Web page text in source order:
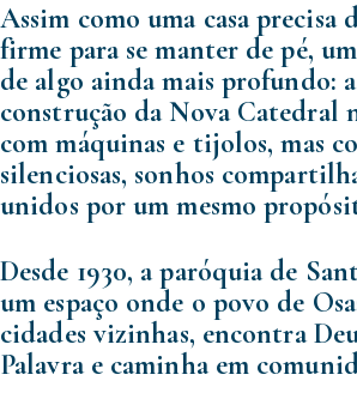
Assim como uma casa precisa
firme para se manter de pé,
de algo ainda mais profundo:
construção da Nova Catedral
com máquinas e tijolos, mas
silenciosas, sonhos
unidos por um mesmo
Desde 1930, a paróquia de
um espaço onde o povo de
cidades vizinhas, encontra
Palavra e caminha em